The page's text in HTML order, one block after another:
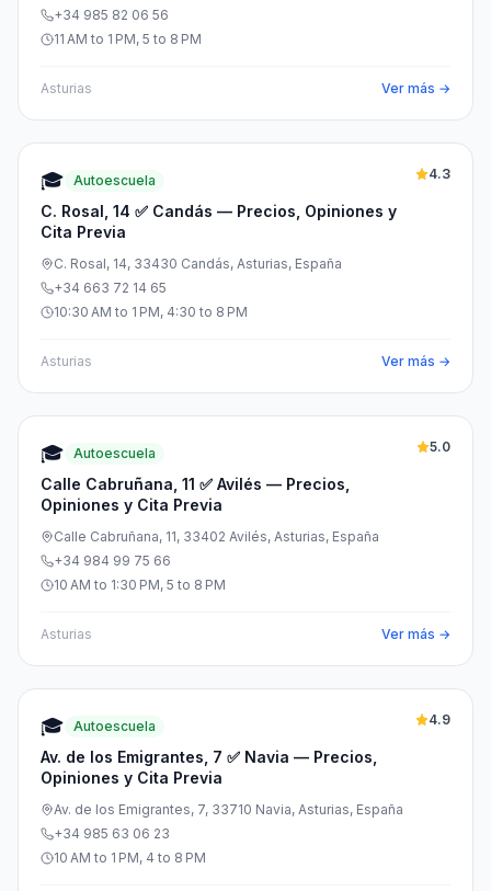
+34 985 82 06 56
11 AM to 1 PM, 5 to 8 PM
Asturias Ver más →
🎓 Autoescuela
C. Rosal, 14 ✅ Candás — Precios, Opiniones y
Cita Previa
4.3
C. Rosal, 14, 33430 Candás, Asturias, España
+34 663 72 14 65
10:30 AM to 1 PM, 4:30 to 8 PM
Asturias Ver más →
🎓 Autoescuela
Calle Cabruñana, 11 ✅ Avilés — Precios,
Opiniones y Cita Previa
5.0
Calle Cabruñana, 11, 33402 Avilés, Asturias, España
+34 984 99 75 66
10 AM to 1:30 PM, 5 to 8 PM
Asturias Ver más →
🎓 Autoescuela
Av. de los Emigrantes, 7 ✅ Navia — Precios,
Opiniones y Cita Previa
4.9
Av. de los Emigrantes, 7, 33710 Navia, Asturias, España
+34 985 63 06 23
10 AM to 1 PM, 4 to 8 PM